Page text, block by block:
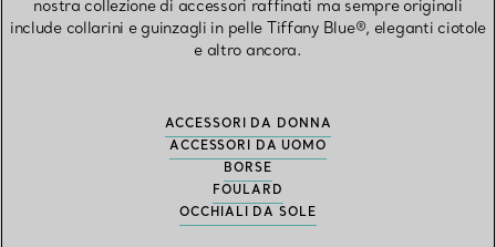
nostra collezione di accessori raffinati ma sempre originali
include collarini e guinzagli in pelle Tiffany Blue®, eleganti ciotole
e altro ancora.
ACCESSORI DA DONNA
ACCESSORI DA UOMO
BORSE
FOULARD
OCCHIALI DA SOLE